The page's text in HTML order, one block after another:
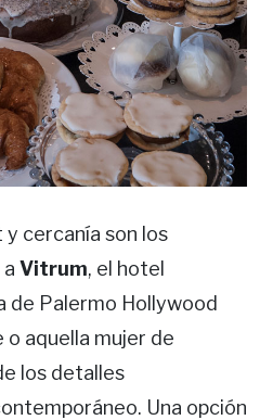
cercanía son los
Vitrum, el hotel
de Palermo Hollywood
o aquella mujer de
los detalles
Una opción